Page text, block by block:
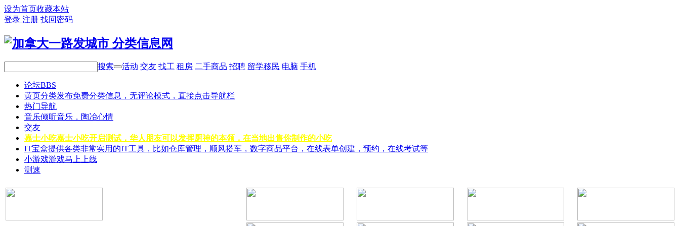
设为首页收藏本站
登录 注册 找回密码
搜索 活动 交友 找工 租房 二手商品 招聘 留学移民 电脑 手机
论坛BBS
黄页分类发布免费分类信息，无评论模式，直接点击导航栏
热门导航
音乐倾听音乐，陶冶心情
交友
嘉士小吃嘉士小吃开启测试，华人朋友可以发挥厨神的本领，在当地出售你制作的小吃
IT宝盒提供各类非常实用的IT工具，比如仓库管理，顺风搭车，数字商品平台，在线表单创建，预约，在线考试等
小游戏游戏马上上线
测速